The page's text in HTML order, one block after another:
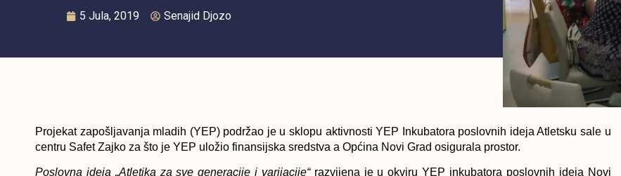
5 Jula, 2019 Senajid Djozo
Projekat zapošljavanja mladih (YEP) podržao je u sklopu aktivnosti YEP Inkubatora poslovnih ideja Atletsku sale u
centru Safet Zajko za što je YEP uložio finansijska sredstva a Općina Novi Grad osigurala prostor.
Poslovna ideja „Atletika za sve generacije i varijacije“razvijena je u okviru YEP inkubatora poslovnih ideja Novi